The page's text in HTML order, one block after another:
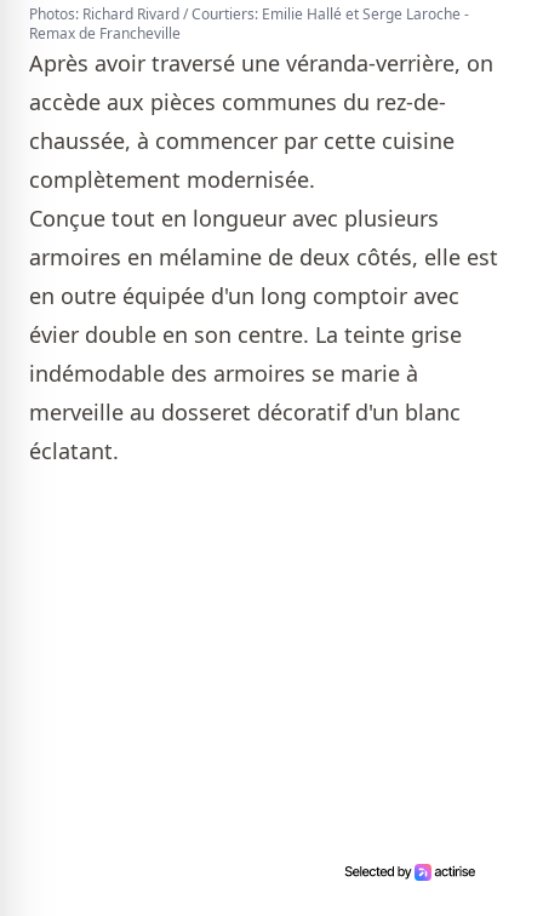
Photos: Richard Rivard / Courtiers: Emilie Hallé et Serge Laroche -
Remax de Francheville
Après avoir traversé une véranda-verrière, on
accède aux pièces communes du rez-de-
chaussée, à commencer par cette cuisine
complètement modernisée.
Conçue tout en longueur avec plusieurs
armoires en mélamine de deux côtés, elle est
en outre équipée d'un long comptoir avec
évier double en son centre. La teinte grise
indémodable des armoires se marie à
merveille au dosseret décoratif d'un blanc
éclatant.